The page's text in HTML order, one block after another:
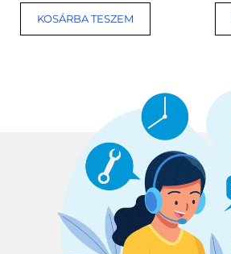
KOSÁRBA TESZEM